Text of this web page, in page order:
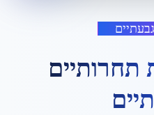
גבעתיים
תחרותיים